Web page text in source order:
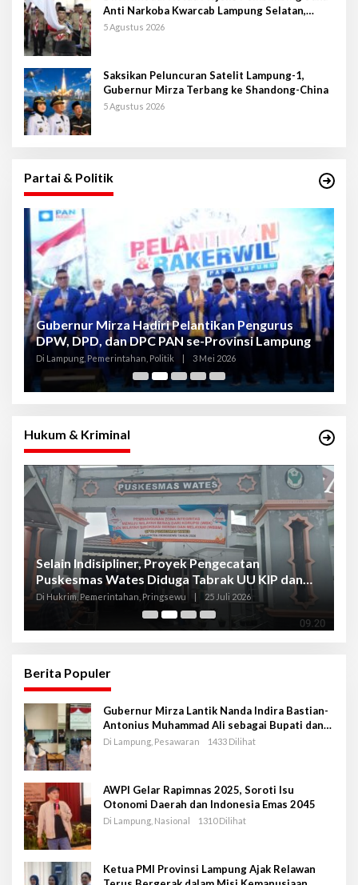
Anti Narkoba Kwarcab Lampung Selatan,
Kepala BNNK Pramuka Garda P4GN
5 Agustus 2026
Saksikan Peluncuran Satelit Lampung-1,
Gubernur Mirza Terbang ke Shandong-China
5 Agustus 2026
Partai & Politik
Gubernur Mirza Hadiri Pelantikan Pengurus
DPW, DPD, dan DPC PAN se-Provinsi Lampung
Di Lampung, Pemerintahan, Politik | 3 Mei 2026
Hukum & Kriminal
Selain Indisipliner, Proyek Pengecatan
Puskesmas Wates Diduga Tabrak UU KIP dan
Libatkan Oknum Kadis
Di Hukrim, Pemerintahan, Pringsewu | 25 Juli 2026
Berita Populer
Gubernur Mirza Lantik Nanda Indira Bastian-
Antonius Muhammad Ali sebagai Bupati dan
Wakil Bupati Pesawaran Periode 2025-2030
Di Lampung, Pesawaran 1433 Dilihat
AWPI Gelar Rapimnas 2025, Soroti Isu
Otonomi Daerah dan Indonesia Emas 2045
Di Lampung, Nasional 1310 Dilihat
Ketua PMI Provinsi Lampung Ajak Relawan